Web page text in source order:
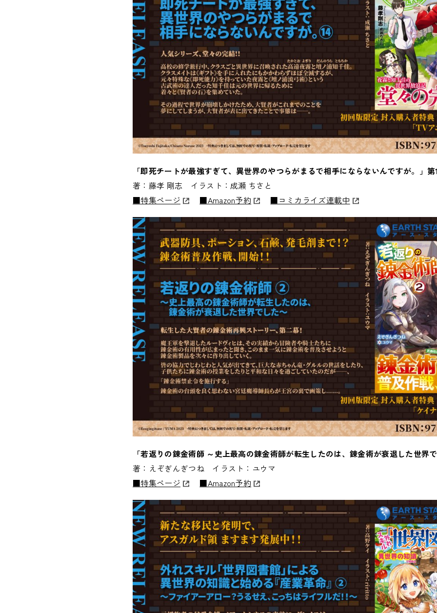
「即死チートが最強すぎて、異世界のやつらがまるで相手にならないんですが。」
著：藤孝 剛志 イラスト：成瀬 ちさと
■特集ページ
■Amazon予約 ■コミカライズ連載中
「若返りの錬金術師 ～史上最高の錬金術師が転生したのは、錬金術が衰退した世界
著：えぞぎんぎつね イラスト：ユウマ
■特集ページ
■Amazon予約